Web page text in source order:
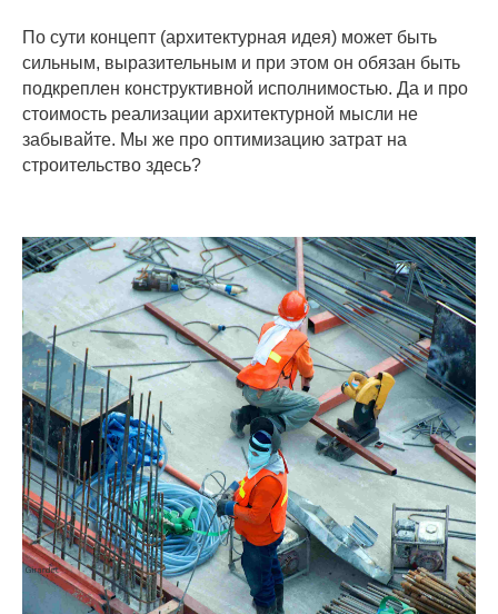
По сути концепт (архитектурная идея) может быть
сильным, выразительным и при этом он обязан быть
подкреплен конструктивной исполнимостью. Да и про
стоимость реализации архитектурной мысли не
забывайте. Мы же про оптимизацию затрат на
строительство здесь?